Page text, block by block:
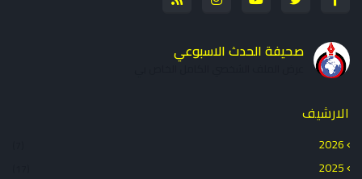
صحيفة الحدث الاسبوعي
عرض الملف الشخصي الكامل الخاص بي
الارشيف
2026
2025